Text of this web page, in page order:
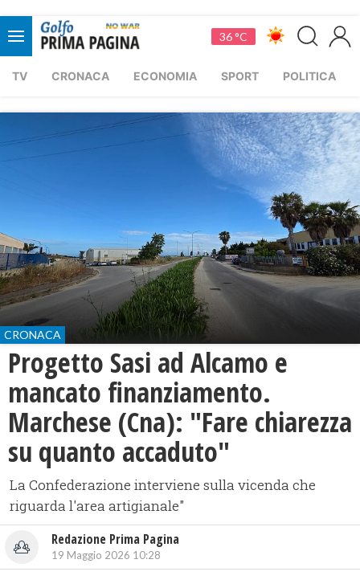
36 °C
TV CRONACA ECONOMIA SPORT POLITICA
CRONACA
Progetto Sasi ad Alcamo e
mancato finanziamento.
Marchese (Cna): "Fare chiarezza
su quanto accaduto"
La Confederazione interviene sulla vicenda che
riguarda l'area artigianale"
Redazione Prima Pagina
19 Maggio 2026 10:28